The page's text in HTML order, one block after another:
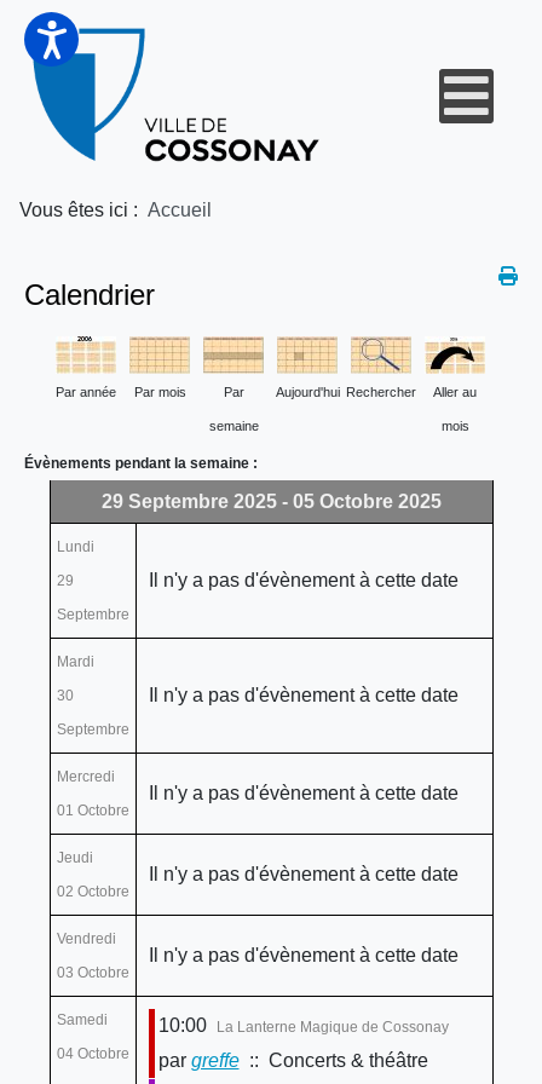
Vous êtes ici : Accueil
Calendrier
Par année Par mois Par
semaine
Aujourd'hui Rechercher Aller au
mois
Évènements pendant la semaine :
29 Septembre 2025 - 05 Octobre 2025
Lundi
29
Septembre
Il n'y a pas d'évènement à cette date
Mardi
30
Septembre
Il n'y a pas d'évènement à cette date
Mercredi
01 Octobre
Il n'y a pas d'évènement à cette date
Jeudi
02 Octobre
Il n'y a pas d'évènement à cette date
Vendredi
03 Octobre
Il n'y a pas d'évènement à cette date
Samedi
04 Octobre
10:00 La Lanterne Magique de Cossonay
par greffe:: Concerts & théâtre